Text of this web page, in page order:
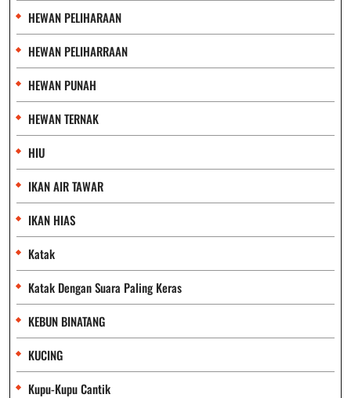
HEWAN PELIHARAAN
HEWAN PELIHARRAAN
HEWAN PUNAH
HEWAN TERNAK
HIU
IKAN AIR TAWAR
IKAN HIAS
Katak
Katak Dengan Suara Paling Keras
KEBUN BINATANG
KUCING
Kupu-Kupu Cantik